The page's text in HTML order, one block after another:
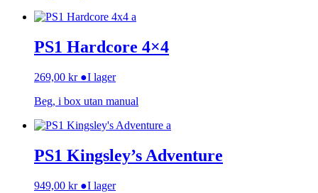
PS1 Hardcore 4×4
269,00 kr ●I lager
Beg, i box utan manual
PS1 Kingsley’s Adventure
949,00 kr ●I lager